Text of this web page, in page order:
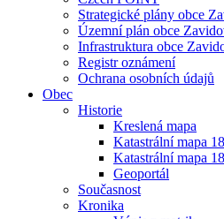
Strategické plány obce
Územní plán obce
Infrastruktura obce
Registr oznámení
Ochrana osobních údajů
Obec
Historie
Kreslená mapa
Katastrální mapa
Katastrální mapa
Geoportál
Současnost
Kronika